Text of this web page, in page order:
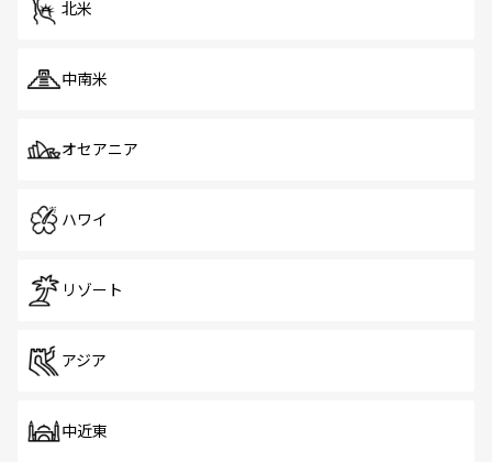
北米
中南米
オセアニア
ハワイ
リゾート
アジア
中近東